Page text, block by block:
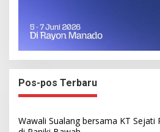
Pos-pos Terbaru
Wawali Sualang bersama KT Sejati